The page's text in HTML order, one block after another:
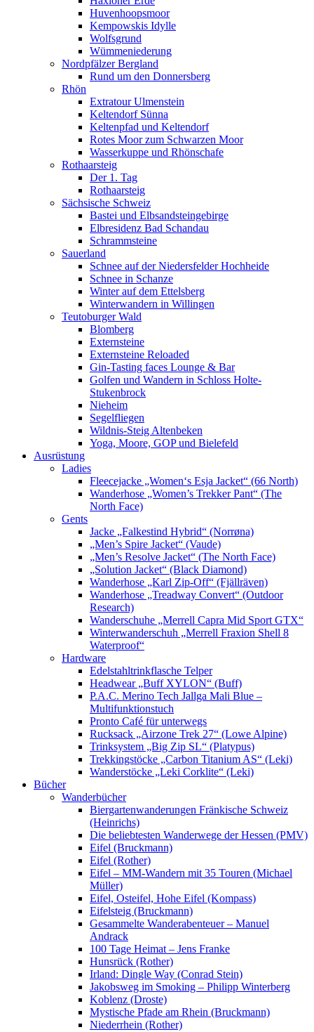
Huvenhoopsmoor
Kempowskis Idylle
Wolfsgrund
Wümmeniederung
Nordpfälzer Bergland
Rund um den Donnersberg
Rhön
Extratour Ulmenstein
Keltendorf Sünna
Keltenpfad und Keltendorf
Rotes Moor zum Schwarzen Moor
Wasserkuppe und Rhönschafe
Rothaarsteig
Der 1. Tag
Rothaarsteig
Sächsische Schweiz
Bastei und Elbsandsteingebirge
Elbresidenz Bad Schandau
Schrammsteine
Sauerland
Schnee auf der Niedersfelder Hochheide
Schnee in Schanze
Winter auf dem Ettelsberg
Winterwandern in Willingen
Teutoburger Wald
Blomberg
Externsteine
Externsteine Reloaded
Gin-Tasting faces Lounge & Bar
Golfen und Wandern in Schloss Holte-
Stukenbrock
Nieheim
Segelfliegen
Wildnis-Steig Altenbeken
Yoga, Moore, GOP und Bielefeld
Ausrüstung
Ladies
Fleecejacke „Women‘s Esja Jacket“ (66 North)
Wanderhose „Women’s Trekker Pant“ (The
North Face)
Gents
Jacke „Falkestind Hybrid“ (Norrøna)
„Men’s Spire Jacket“ (Vaude)
„Men’s Resolve Jacket“ (The North Face)
„Solution Jacket“ (Black Diamond)
Wanderhose „Karl Zip-Off“ (Fjällräven)
Wanderhose „Treadway Convert“ (Outdoor
Research)
Wanderschuhe „Merrell Capra Mid Sport GTX“
Winterwanderschuh „Merrell Fraxion Shell 8
Waterproof“
Hardware
Edelstahltrinkflasche Telper
Headwear „Buff XYLON“ (Buff)
P.A.C. Merino Tech Jallga Mali Blue –
Multifunktionstuch
Pronto Café für unterwegs
Rucksack „Airzone Trek 27“ (Lowe Alpine)
Trinksystem „Big Zip SL“ (Platypus)
Trekkingstöcke „Carbon Titanium AS“ (Leki)
Wanderstöcke „Leki Corklite“ (Leki)
Bücher
Wanderbücher
Biergartenwanderungen Fränkische Schweiz
(Heinrichs)
Die beliebtesten Wanderwege der Hessen (PMV)
Eifel (Bruckmann)
Eifel (Rother)
Eifel – MM-Wandern mit 35 Touren (Michael
Müller)
Eifel, Osteifel, Hohe Eifel (Kompass)
Eifelsteig (Bruckmann)
Gesammelte Wanderabenteuer – Manuel
Andrack
100 Tage Heimat – Jens Franke
Hunsrück (Rother)
Irland: Dingle Way (Conrad Stein)
Jakobsweg im Smoking – Philipp Winterberg
Koblenz (Droste)
Mystische Pfade am Rhein (Bruckmann)
Niederrhein (Rother)